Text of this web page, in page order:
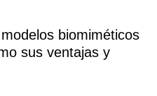
biomiméticos
sus ventajas y